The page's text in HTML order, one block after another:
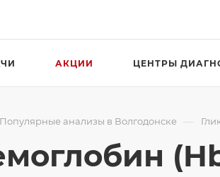
АКЦИИ ЦЕНТРЫ
Популярные анализы в Волгодонске —